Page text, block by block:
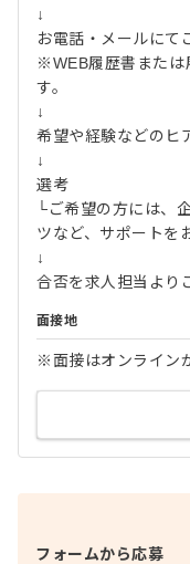
↓
お電話・メールにて
※WEB履歴書または
す。
↓
希望や経験などのヒ
↓
選考
└ご希望の方には、
ツなど、サポートを
↓
合否を求人担当より
面接地
※面接はオンライン
フォームから応募